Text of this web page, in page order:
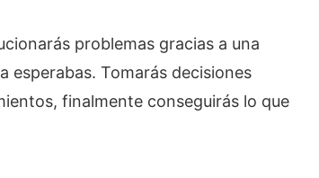
problemas gracias a una
esperabas. Tomarás decisiones
finalmente conseguirás lo que